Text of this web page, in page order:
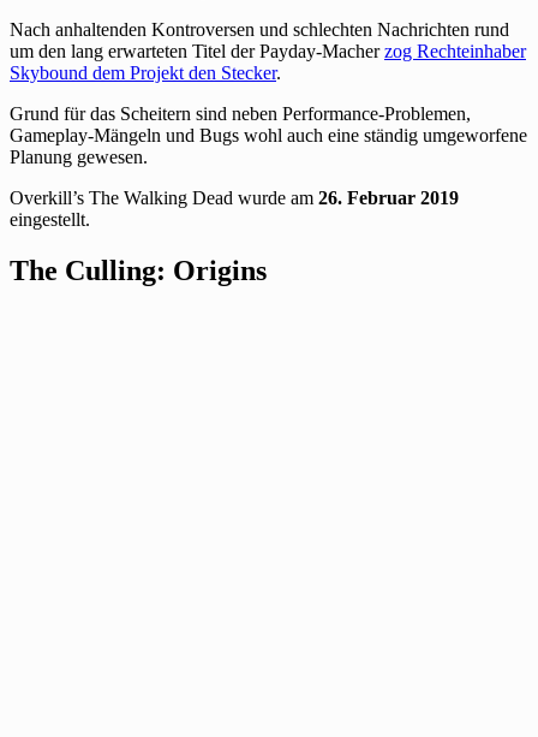
Nach anhaltenden Kontroversen und schlechten Nachrichten rund
um den lang erwarteten Titel der Payday-Macherzog Rechteinhaber
Skybound dem Projekt den Stecker.
Grund für das Scheitern sind neben Performance-Problemen,
Gameplay-Mängeln und Bugs wohl auch eine ständig umgeworfene
Planung gewesen.
Overkill’s The Walking Dead wurde am 26. Februar 2019
eingestellt.
The Culling: Origins